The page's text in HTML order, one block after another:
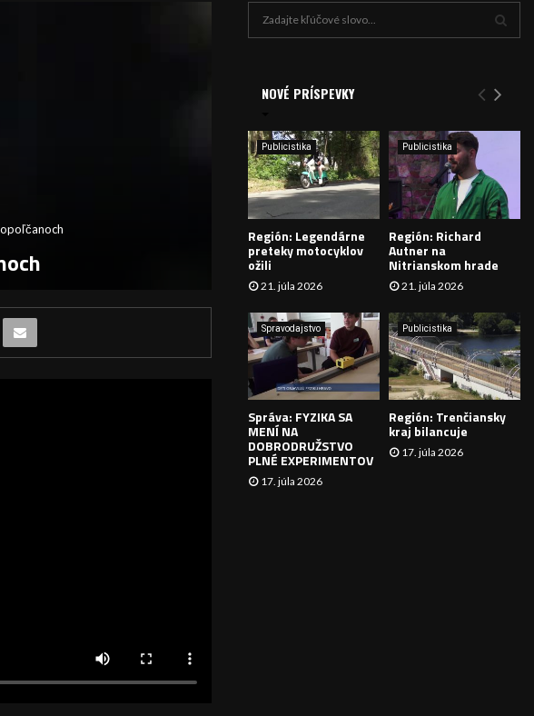
e
:
Y
H
A
Á
V
A
N
I
NOVÉ PRÍSPEVKY
Publicistika
Región: Legendárne
preteky motocyklov
ožili
21. júla 2026
Publicistika
Región: Richard
Autner na
Nitrianskom hrade
21. júla 2026
Spravodajstvo
Správa: FYZIKA SA
MENÍ NA
DOBRODRUŽSTVO
PLNÉ EXPERIMENTOV
17. júla 2026
Publicistika
Región: Trenčiansky
kraj bilancuje
17. júla 2026